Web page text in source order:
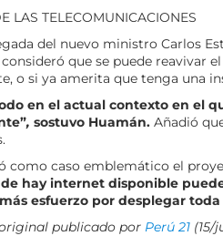
LAS TELECOMUNICACIONES
del nuevo ministro Carlos
que se puede reavivar
o si ya amerita que tenga una
en el actual contexto en el
, sostuvo Huamán. Añadió
como caso emblemático el
hay internet disponible
esfuerzo por desplegar toda
publicado por Perú 21 (15/